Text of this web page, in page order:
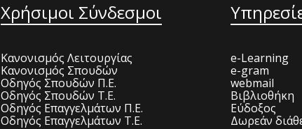
Χρήσιμοι Σύνδεσμοι
Κανονισμός Λειτουργίας
Κανονισμός Σπουδών
Οδηγός Σπουδών Π.Ε.
Οδηγός Σπουδών Τ.Ε.
Οδηγός Επαγγελμάτων Π.Ε.
Οδηγός Επαγγελμάτων Τ.Ε.
e-Learning
e-gram
webmail
Βιβλιοθήκη
Εύδοξος
Δωρεάν